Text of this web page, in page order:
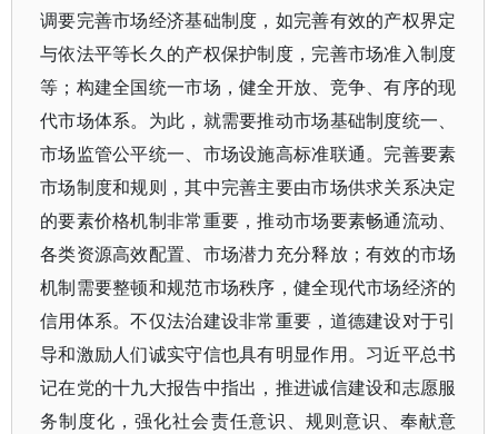
调要完善市场经济基础制度，如完善有效的产权界定
与依法平等长久的产权保护制度，完善市场准入制度
等；构建全国统一市场，健全开放、竞争、有序的现
代市场体系。为此，就需要推动市场基础制度统一、
市场监管公平统一、市场设施高标准联通。完善要素
市场制度和规则，其中完善主要由市场供求关系决定
的要素价格机制非常重要，推动市场要素畅通流动、
各类资源高效配置、市场潜力充分释放；有效的市场
机制需要整顿和规范市场秩序，健全现代市场经济的
信用体系。不仅法治建设非常重要，道德建设对于引
导和激励人们诚实守信也具有明显作用。习近平总书
记在党的十九大报告中指出，推进诚信建设和志愿服
务制度化，强化社会责任意识、规则意识、奉献意